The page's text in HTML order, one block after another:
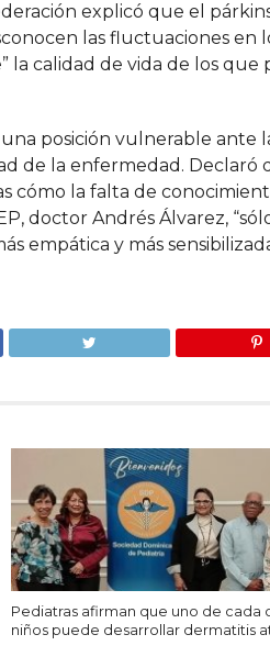
explicó que el
las fluctuaciones
la calidad de vida de los
posición vulnerable ante
de la enfermedad. Declaró
cómo la falta de
doctor Andrés Álvarez,
empática y más
Pediatras afirman que uno de cada
niños puede desarrollar dermatitis